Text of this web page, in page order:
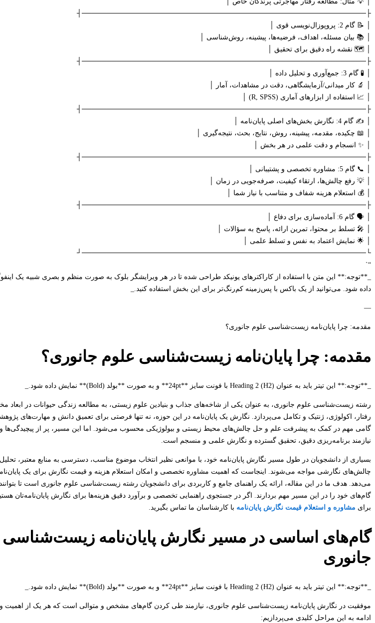
├─────────────────────────────────────────────────────────┤
│ 📝 گام 2: پروپوزال‌نویسی قوی │
│ 📚 بیان مسئله، اهداف، فرضیه‌ها، پیشینه، روش‌شناسی │
│ 🗺️ نقشه راه دقیق برای تحقیق │
├─────────────────────────────────────────────────────────┤
│ 🧪 گام 3: جمع‌آوری و تحلیل داده │
│ 🔬 کار میدانی/آزمایشگاهی، دقت در مشاهدات، آمار │
│ 📈 استفاده از ابزارهای آماری (R, SPSS) │
├─────────────────────────────────────────────────────────┤
│ ✍️ گام 4: نگارش بخش‌های اصلی پایان‌نامه │
│ 📖 چکیده، مقدمه، پیشینه، روش، نتایج، بحث، نتیجه‌گیری │
│ ✨ انسجام و دقت علمی در هر بخش │
├─────────────────────────────────────────────────────────┤
│ 📞 گام 5: مشاوره تخصصی و پشتیبانی │
│ 💡 رفع چالش‌ها، ارتقاء کیفیت، صرفه‌جویی در زمان │
│ 💰 استعلام هزینه شفاف و متناسب با نیاز شما │
├─────────────────────────────────────────────────────────┤
│ 🗣️ گام 6: آماده‌سازی برای دفاع │
│ 🎤 تسلط بر محتوا، تمرین ارائه، پاسخ به سؤالات │
│ 🌟 نمایش اعتماد به نفس و تسلط علمی │
└─────────────────────────────────────────────────────────┘
“`
_**توجه:** این متن با استفاده از کاراکترهای یونیکد طراحی شده تا در هر ویرایشگر بلوک به صورت منظم و بصری شبیه یک
داده شود. می‌توانید از یک باکس با پس‌زمینه کم‌رنگ‌تر برای این بخش استفاده کنید._
—
مقدمه: چرا پایان‌نامه زیست‌شناسی علوم جانوری؟
مقدمه: چرا پایان‌نامه زیست‌شناسی علوم جانوری؟
_**توجه:** این تیتر باید به عنوان Heading 2 (H2) با فونت سایز **24pt** و به صورت **بولد (Bold)** نمایش داده شود._
رشته زیست‌شناسی علوم جانوری، به عنوان یکی از شاخه‌های جذاب و بنیادین علوم زیستی، به مطالعه زندگی حیوانات در ابعاد
رفتار، اکولوژی، ژنتیک و تکامل می‌پردازد. نگارش یک پایان‌نامه در این حوزه، نه تنها فرصتی برای تعمیق دانش و مهارت‌های
گامی مهم در کمک به پیشرفت علم و حل چالش‌های محیط زیستی و بیولوژیکی محسوب می‌شود. اما این مسیر، پر از
نیازمند برنامه‌ریزی دقیق، تحقیق گسترده و نگارش علمی و منسجم است.
بسیاری از دانشجویان در طول مسیر نگارش پایان‌نامه خود، با موانعی نظیر انتخاب موضوع مناسب، دسترسی به منابع معتبر، تحلیل
چالش‌های نگارشی مواجه می‌شوند. اینجاست که اهمیت مشاوره تخصصی و امکان استعلام هزینه و قیمت نگارش برای یک
می‌دهد. هدف ما در این مقاله، ارائه یک راهنمای جامع و کاربردی برای دانشجویان رشته زیست‌شناسی علوم جانوری است تا
گام‌های خود را در این مسیر مهم بردارند. اگر در جستجوی راهنمایی تخصصی و برآورد دقیق هزینه‌ها برای نگارش پایان‌نامه‌تان
برای مشاوره و استعلام قیمت نگارش پایان‌نامه با کارشناسان ما تماس بگیرید.
گام‌های اساسی در مسیر نگارش پایان‌نامه زیست‌شناسی
جانوری
_**توجه:** این تیتر باید به عنوان Heading 2 (H2) با فونت سایز **24pt** و به صورت **بولد (Bold)** نمایش داده شود._
موفقیت در نگارش پایان‌نامه زیست‌شناسی علوم جانوری، نیازمند طی کردن گام‌های مشخص و متوالی است که هر یک از اهمیت
ادامه به این مراحل کلیدی می‌پردازیم: